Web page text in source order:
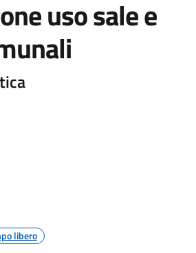
uso sale e
libero